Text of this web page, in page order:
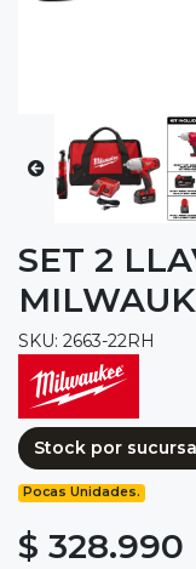
SET 2
SKU: 2663-22RH
Stock por
Pocas Unidades.
$ 328.990